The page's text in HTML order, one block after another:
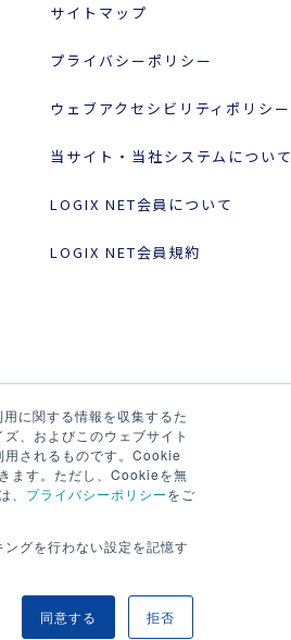
に関する情報を収集するた
、およびこのウェブサイト
用されるものです。Cookie
ます。ただし、Cookieを無
プライバシーポリシーをご
グを行わない設定を記憶す
同意する 拒否
サイトマップ
プライバシーポリシー
ウェブアクセシビリティポリシー
当サイト・当社システムについて
LOGIX NET会員について
LOGIX NET会員規約